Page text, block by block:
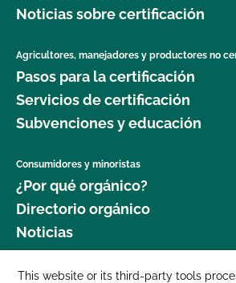
Noticias sobre certificación
Agricultores, manejadores y productores no
Pasos para la certificación
Servicios de certificación
Subvenciones y educación
Consumidores y minoristas
¿Por qué orgánico?
Directorio orgánico
Noticias
Donar
This website or its third-party tools